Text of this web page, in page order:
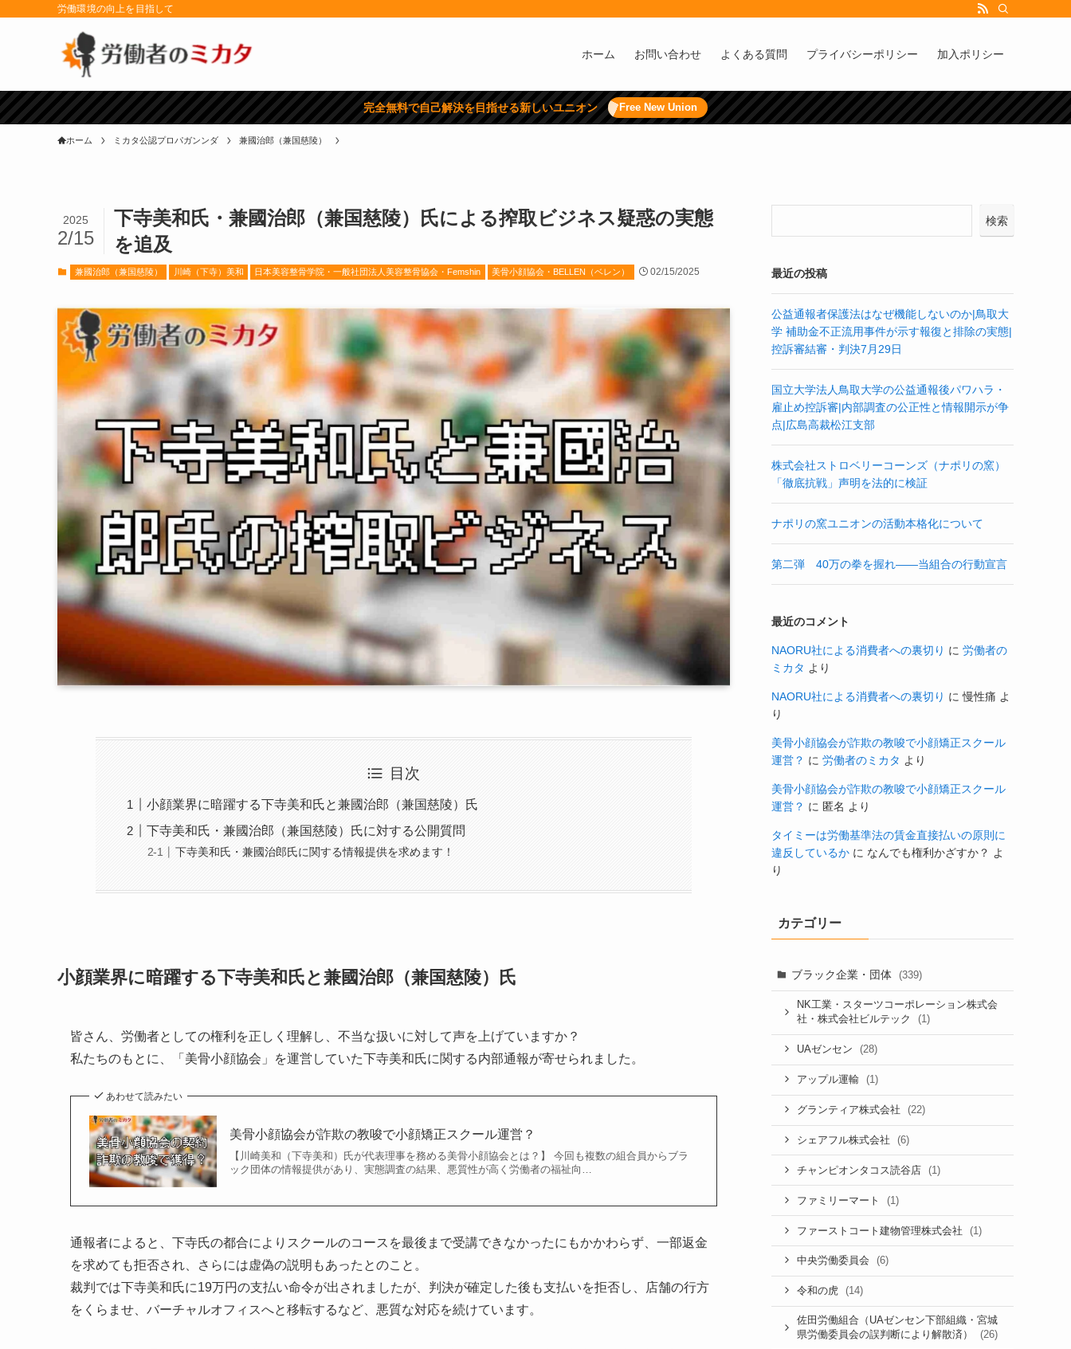
労働環境の向上を目指して
ホーム お問い合わせ よくある質問 プライバシーポリシー 加入ポリシー
完全無料で自己解決を目指せる新しいユニオン Free New Union
ホーム ミカタ公認プロパガンンダ 兼國治郎（兼国慈陵）
下寺美和氏・兼國治郎（兼国慈陵）氏による搾取ビジネス疑惑の実態
を追及
2025
2/15
兼國治郎（兼国慈陵） 川崎（下寺）美和 日本美容整骨学院・一般社団法人美容整骨協会・Femshin 美骨小顔協会・BELLEN（ベレン） 02/15/2025
目次
小顔業界に暗躍する下寺美和氏と兼國治郎（兼国慈陵）氏
下寺美和氏・兼國治郎（兼国慈陵）氏に対する公開質問
下寺美和氏・兼國治郎氏に関する情報提供を求めます！
小顔業界に暗躍する下寺美和氏と兼國治郎（兼国慈陵）氏
皆さん、労働者としての権利を正しく理解し、不当な扱いに対して声を上げていますか？
私たちのもとに、「美骨小顔協会」を運営していた下寺美和氏に関する内部通報が寄せられました。
あわせて読みたい
美骨小顔協会が詐欺の教唆で小顔矯正スクール運営？
【川崎美和（下寺美和）氏が代表理事を務める美骨小顔協会とは？】 今回も複数の組合員からブラ
ック団体の情報提供があり、実態調査の結果、悪質性が高く労働者の福祉向…
通報者によると、下寺氏の都合によりスクールのコースを最後まで受講できなかったにもかかわらず、一部返金
を求めても拒否され、さらには虚偽の説明もあったとのこと。
裁判では下寺美和氏に19万円の支払い命令が出されましたが、判決が確定した後も支払いを拒否し、店舗の行方
をくらませ、バーチャルオフィスへと移転するなど、悪質な対応を続けています。
検索
最近の投稿
公益通報者保護法はなぜ機能しないのか|鳥取大
学 補助金不正流用事件が示す報復と排除の実態|
控訴審結審・判決7月29日
国立大学法人鳥取大学の公益通報後パワハラ・
雇止め控訴審|内部調査の公正性と情報開示が争
点|広島高裁松江支部
株式会社ストロベリーコーンズ（ナポリの窯）
「徹底抗戦」声明を法的に検証
ナポリの窯ユニオンの活動本格化について
第二弾 40万の拳を握れ——当組合の行動宣言
最近のコメント
NAORU社による消費者への裏切り に 労働者の
ミカタ より
NAORU社による消費者への裏切り に慢性痛 よ
り
美骨小顔協会が詐欺の教唆で小顔矯正スクール
運営？ に 労働者のミカタ より
美骨小顔協会が詐欺の教唆で小顔矯正スクール
運営？ に 匿名 より
タイミーは労働基準法の賃金直接払いの原則に
違反しているか に なんでも権利かざすか？ よ
り
カテゴリー
ブラック企業・団体 (339)
NK工業・スターツコーポレーション株式会
社・株式会社ビルテック
(1)
UAゼンセン (28)
アップル運輸 (1)
グランティア株式会社 (22)
シェアフル株式会社 (6)
チャンピオンタコス読谷店 (1)
ファミリーマート (1)
ファーストコート建物管理株式会社 (1)
中央労働委員会 (6)
令和の虎 (14)
佐田労働組合（UAゼンセン下部組織・宮城
県労働委員会の誤判断により解散済）
(26)